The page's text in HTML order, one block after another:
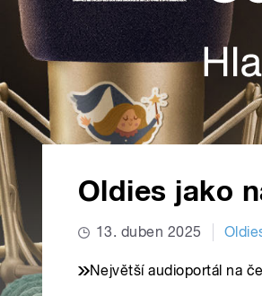
Oldies jako
13. duben 2025
Největší audioportál na